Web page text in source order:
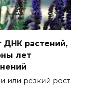
растений,
лет
или резкий рост